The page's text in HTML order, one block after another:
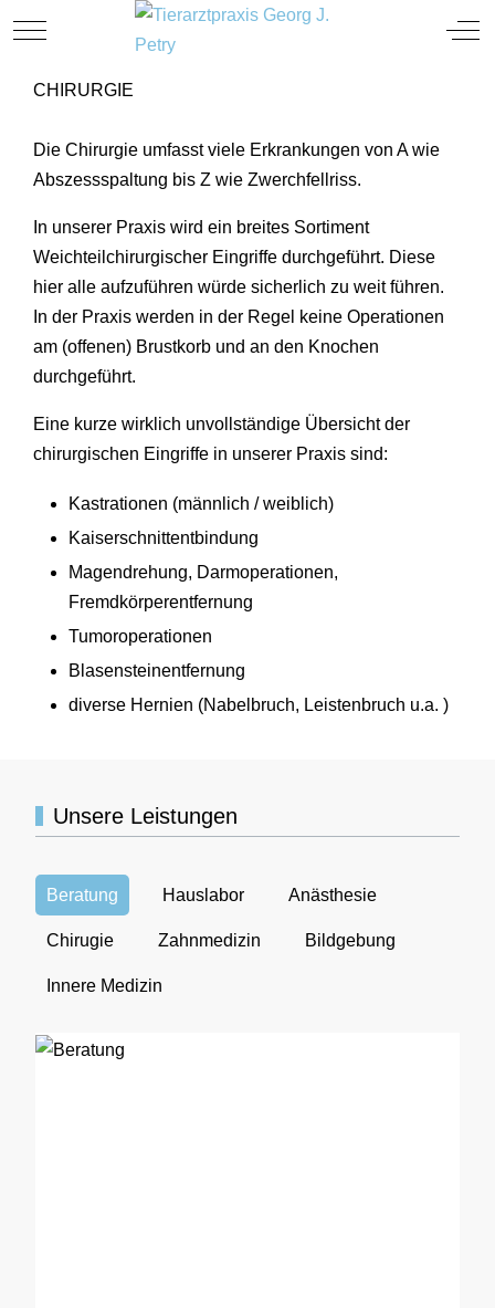
Mobile Menu Toggle Off-
TIERARZT
CHIRURGIE
Die Chirurgie umfasst viele Erkrankungen von A wie
Abszessspaltung bis Z wie Zwerchfellriss.
In unserer Praxis wird ein breites Sortiment
Weichteilchirurgischer Eingriffe durchgeführt. Diese
hier alle aufzuführen würde sicherlich zu weit führen.
In der Praxis werden in der Regel keine Operationen
am (offenen) Brustkorb und an den Knochen
durchgeführt.
Eine kurze wirklich unvollständige Übersicht der
chirurgischen Eingriffe in unserer Praxis sind:
Kastrationen (männlich / weiblich)
Kaiserschnittentbindung
Magendrehung, Darmoperationen,
Fremdkörperentfernung
Tumoroperationen
Blasensteinentfernung
diverse Hernien (Nabelbruch, Leistenbruch u.a. )
Unsere Leistungen
Beratung Hauslabor Anästhesie
Chirugie Zahnmedizin Bildgebung
Innere Medizin